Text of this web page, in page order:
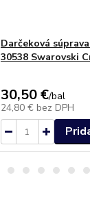
Darčeková
30538 Swarovski
30,50 €/bal
24,80 € bez DPH